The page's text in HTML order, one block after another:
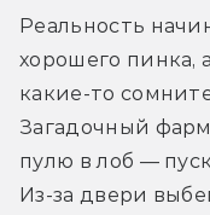
Реальность
хорошего пинка,
какие-то
Загадочный
пулю в лоб —
Из-за двери